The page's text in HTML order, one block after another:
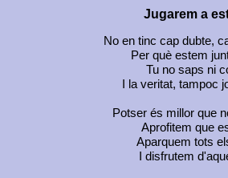
Jugarem a
No en tinc cap dubte,
Per què estem
Tu no saps ni
I la veritat, tampoc
Potser és millor que
Aprofitem que
Aparquem tots
I disfrutem